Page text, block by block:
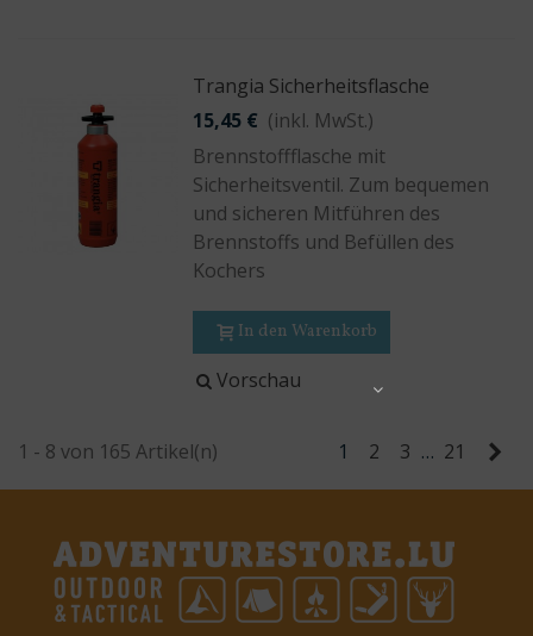
Trangia Sicherheitsflasche
15,45 € (inkl. MwSt.)
Brennstoffflasche mit
Sicherheitsventil. Zum bequemen
und sicheren Mitführen des
Brennstoffs und Befüllen des
Kochers
In den Warenkorb
Vorschau
1 - 8 von 165 Artikel(n) 1 2 3 … 21